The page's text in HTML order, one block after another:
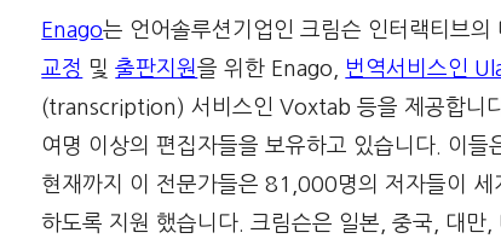
Enago는 언어솔루션기업인 크림슨 인터랙티브
교정 및출판지원을 위한 Enago, 번역서비스인
(transcription) 서비스인 Voxtab 등을 제공합니
여명 이상의 편집자들을 보유하고 있습니다. 이들
현재까지 이 전문가들은 81,000명의 저자들이
하도록 지원 했습니다. 크림슨은 일본, 중국, 대만